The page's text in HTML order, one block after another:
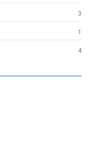
3
1
4